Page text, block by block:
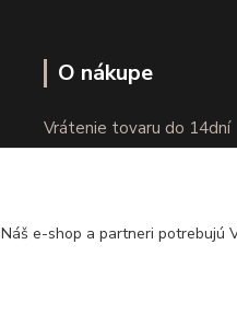
O nákupe
Vrátenie tovaru do 14dní
Náš e-shop a partneri potrebujú